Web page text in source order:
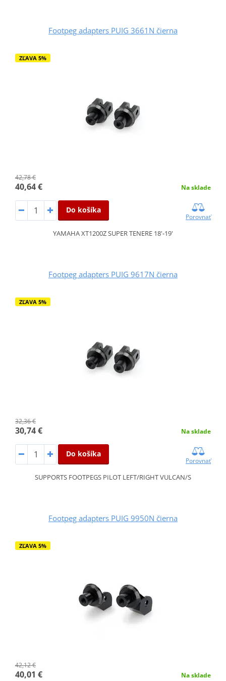
Footpeg adapters PUIG 3661N čierna
ZĽAVA 5%
42,78 €
40,64 € Na sklade
Do košíka
Porovnať
YAMAHA XT1200Z SUPER TENERE 18'-19'
Footpeg adapters PUIG 9617N čierna
ZĽAVA 5%
32,36 €
30,74 € Na sklade
Do košíka
Porovnať
SUPPORTS FOOTPEGS PILOT LEFT/RIGHT VULCAN/S
Footpeg adapters PUIG 9950N čierna
ZĽAVA 5%
42,12 €
40,01 € Na sklade